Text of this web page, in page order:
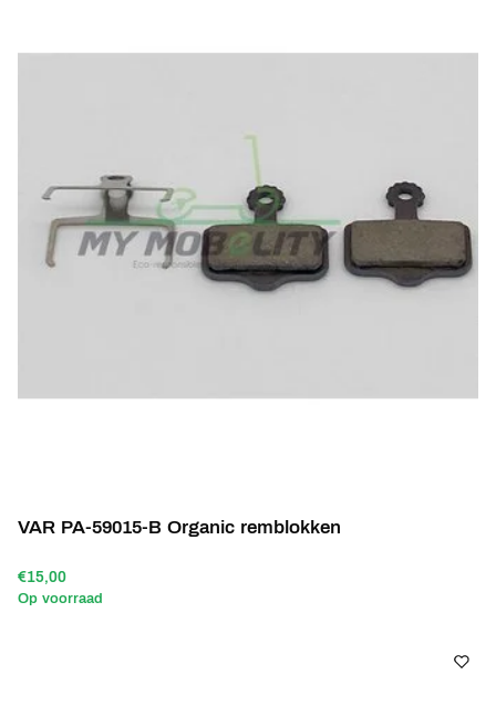
VAR PA-59015-B Organic remblokken
€15,00
Op voorraad